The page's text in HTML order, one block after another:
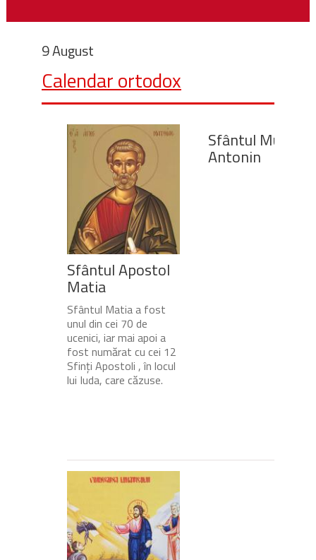
9 August
Calendar ortodox
Sfântul Apostol
Matia
Sfântul Matia a fost
unul din cei 70 de
ucenici, iar mai apoi a
fost numărat cu cei 12
Sfinți Apostoli , în locul
lui Iuda, care căzuse.
Sfântul Mucenic
Antonin